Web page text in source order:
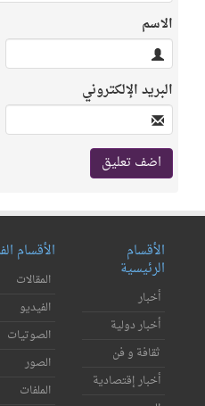
الاسم
البريد الإلكتروني
الأقسام
الرئيسية
أخبار
أخبار دولية
ثقافة و فن
أخبار إقتصادية
الأقسام
المقالات
الفيديو
الصوتيات
الصور
الملفات